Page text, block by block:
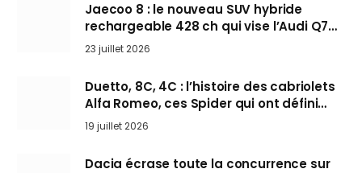
Jaecoo 8 : le nouveau SUV hybride
rechargeable 428 ch qui vise l’Audi Q7
arrive en Europe cet automne
23 juillet 2026
Duetto, 8C, 4C : l’histoire des cabriolets
Alfa Romeo, ces Spider qui ont défini
l’art de rouler cheveux au vent
19 juillet 2026
Dacia écrase toute la concurrence sur